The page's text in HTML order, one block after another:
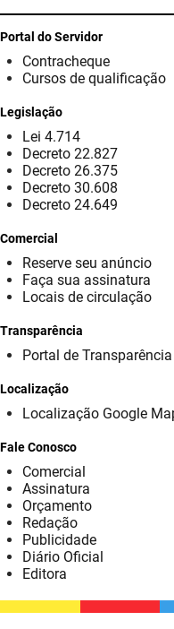
SUPLAN
UEPB
Portal do Servidor
Contracheque
Cursos de qualificação
Legislação
Lei 4.714
Decreto 22.827
Decreto 26.375
Decreto 30.608
Decreto 24.649
Comercial
Reserve seu anúncio
Faça sua assinatura
Locais de circulação
Transparência
Portal de Transparência
Localização
Localização Google
Fale Conosco
Comercial
Assinatura
Orçamento
Redação
Publicidade
Diário Oficial
Editora